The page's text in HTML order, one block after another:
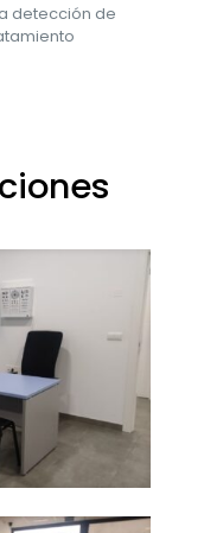
detección de